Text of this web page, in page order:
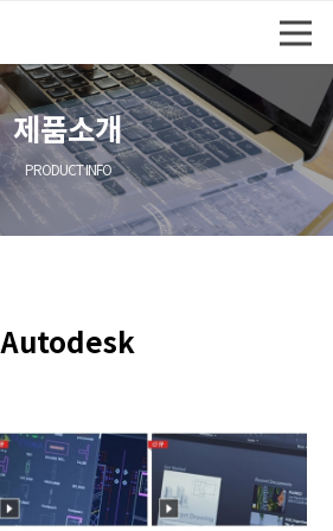
제품소개
PRODUCT INFO
Autodesk